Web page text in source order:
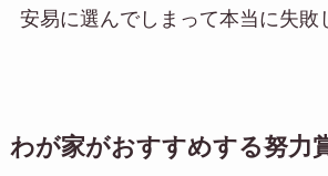
安易に選んでしまって本当に失敗
わが家がおすすめする努力